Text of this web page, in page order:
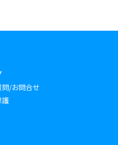
問/お問合せ
護